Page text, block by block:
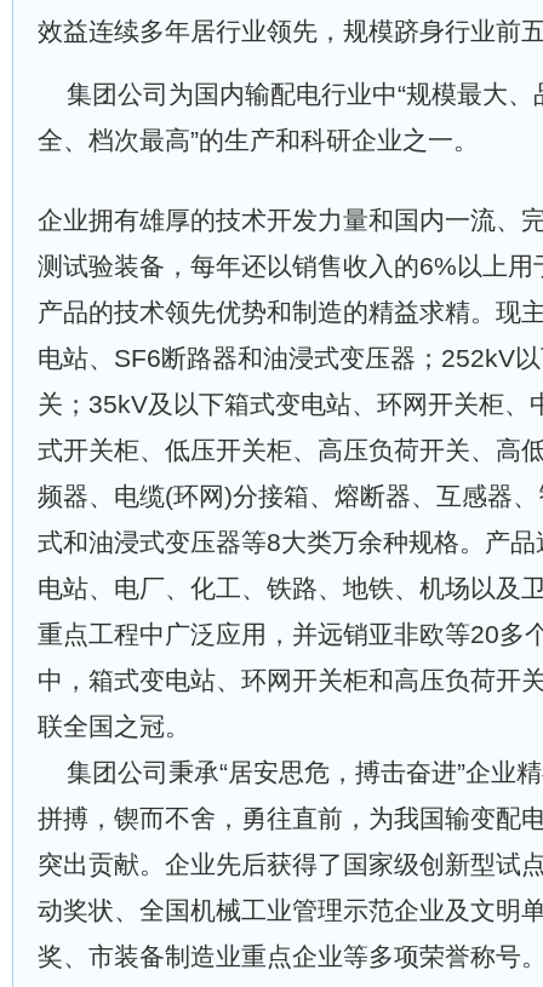
效益连续多年居行业领先，规模跻身行业前
集团公司为国内输配电行业中“规模最大、
全、档次最高”的生产和科研企业之一。
企业拥有雄厚的技术开发力量和国内一流、
测试验装备，每年还以销售收入的6%以上
产品的技术领先优势和制造的精益求精。现
电站、SF6断路器和油浸式变压器；252kV
关；35kV及以下箱式变电站、环网开关柜、
式开关柜、低压开关柜、高压负荷开关、高
频器、电缆(环网)分接箱、熔断器、互感器
式和油浸式变压器等8大类万余种规格。产
电站、电厂、化工、铁路、地铁、机场以及
重点工程中广泛应用，并远销亚非欧等20多
中，箱式变电站、环网开关柜和高压负荷开
联全国之冠。
集团公司秉承“居安思危，搏击奋进”企业
拼搏，锲而不舍，勇往直前，为我国输变配
突出贡献。企业先后获得了国家级创新型试
动奖状、全国机械工业管理示范企业及文明
奖、市装备制造业重点企业等多项荣誉称号